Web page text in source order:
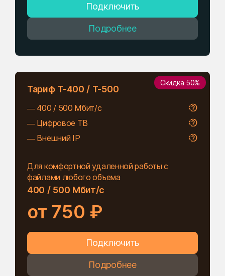
Подключить
Подробнее
Скидка 50%
Тариф Т-400 / Т-500
— 400 / 500 Мбит/с
— Цифровое ТВ
— Внешний IP
Для комфортной удаленной работы с
файлами любого объема
400 / 500 Мбит/с
от 750 ₽
Подключить
Подробнее